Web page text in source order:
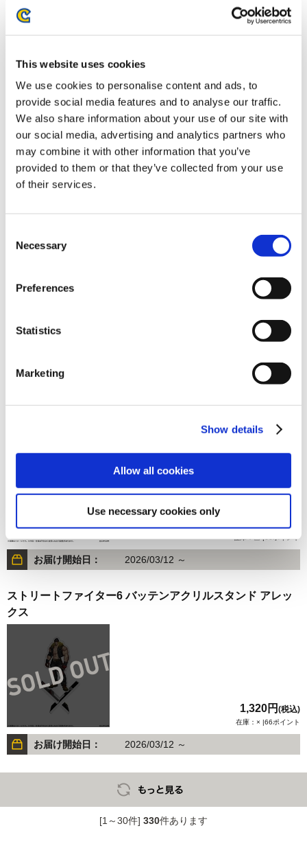
This website uses cookies
We use cookies to personalise content and ads, to
provide social media features and to analyse our traffic.
We also share information about your use of our site with
our social media, advertising and analytics partners who
may combine it with other information that you’ve
provided to them or that they’ve collected from your use
of their services.
Selection
Necessary
Preferences
Statistics
Marketing
Show details
Allow all cookies
Use necessary cookies only
CAPCOM CUP 12 Tシャツ
5,500円
在庫：× |275ポイント
お届け開始日：
Outfit 4
1,320円(税込)
お届け開始日：
(税込)
在庫：△ |66ポイント
お届け開始日： 2026/03/12 ～
ストリートファイター6 バッテンアクリルスタンド アレッ
クス
1,320円 (税込)
在庫：× |66ポイント
お届け開始日： 2026/03/12 ～
[1～30件] 330件あります